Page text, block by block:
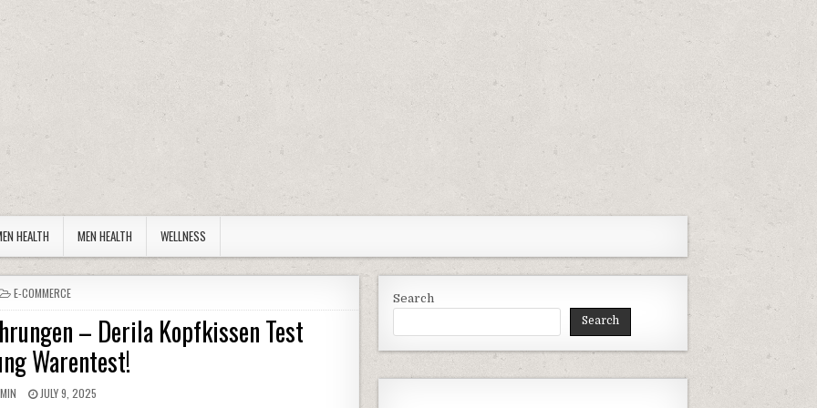
HEALTH MEN HEALTH WELLNESS
POSTED IN
E-COMMERCE
– Derila Kopfkissen Test
Warentest!
PUBLISHED DATE:
JULY 9, 2025
Search
Search